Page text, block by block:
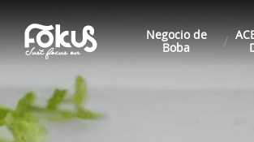
Negocio de
Boba